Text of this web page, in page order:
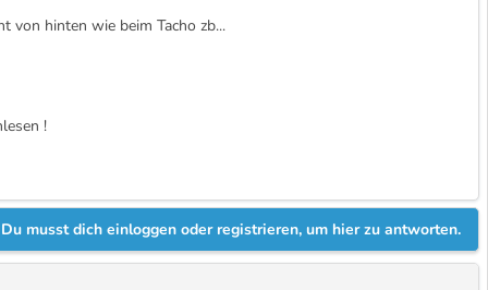
von hinten wie beim Tacho zb...
!
Du musst dich einloggen oder registrieren, um hier zu antworten.